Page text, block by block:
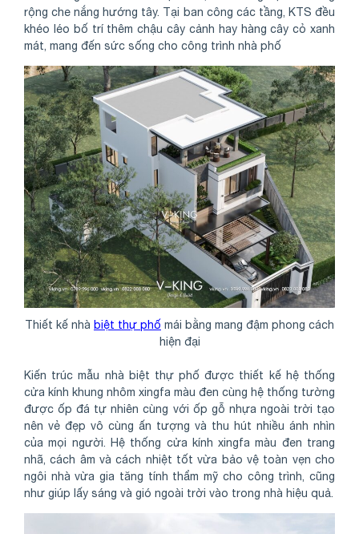
rộng che nắng hướng tây. Tại ban công các tầng, KTS đều
khéo léo bố trí thêm chậu cây cảnh hay hàng cây cỏ xanh
mát, mang đến sức sống cho công trình nhà phố
Thiết kế nhà biệt thự phố mái bằng mang đậm phong cách
hiện đại
Kiến trúc mẫu nhà biệt thự phố được thiết kế hệ thống
cửa kính khung nhôm xingfa màu đen cùng hệ thống tường
được ốp đá tự nhiên cùng với ốp gỗ nhựa ngoài trời tạo
nên vẻ đẹp vô cùng ấn tượng và thu hút nhiều ánh nhìn
của mọi người. Hệ thống cửa kính xingfa màu đen trang
nhã, cách âm và cách nhiệt tốt vừa bảo vệ toàn vẹn cho
ngôi nhà vừa gia tăng tính thẩm mỹ cho công trình, cũng
như giúp lấy sáng và gió ngoài trời vào trong nhà hiệu quả.